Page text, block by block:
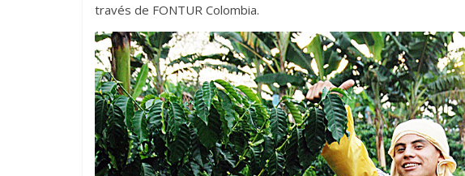
través de FONTUR Colombia.